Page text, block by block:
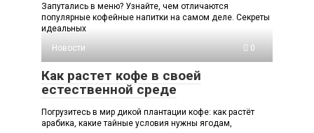
Запутались в меню? Узнайте, чем отличаются
популярные кофейные напитки на самом деле. Секреты
идеальных
Новости
0
Как растет кофе в своей
естественной среде
Погрузитесь в мир дикой плантации кофе: как растёт
арабика, какие тайные условия нужны ягодам,